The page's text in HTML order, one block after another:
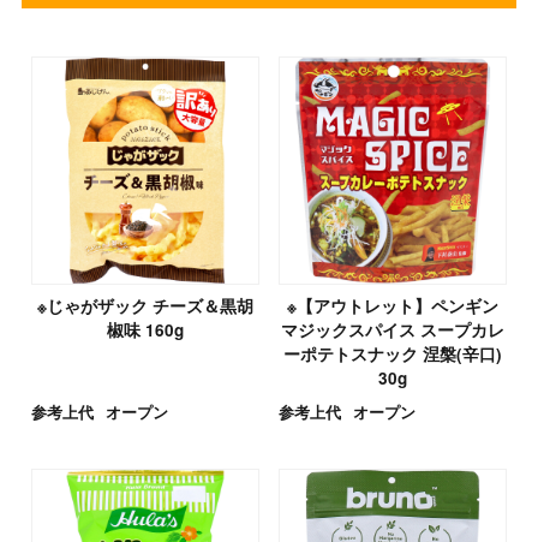
※じゃがザック チーズ＆黒胡
椒味 160g
参考上代 オープン
※【アウトレット】ペンギン
マジックスパイス スープカレ
ーポテトスナック 涅槃(辛口)
30g
参考上代 オープン